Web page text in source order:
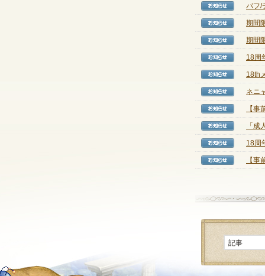
【お
バフ/
【お
期間
【お
期間
【お
18周
【お
18th
【お
ネニ
【お
【
【お
「
【お
18周
【お
【